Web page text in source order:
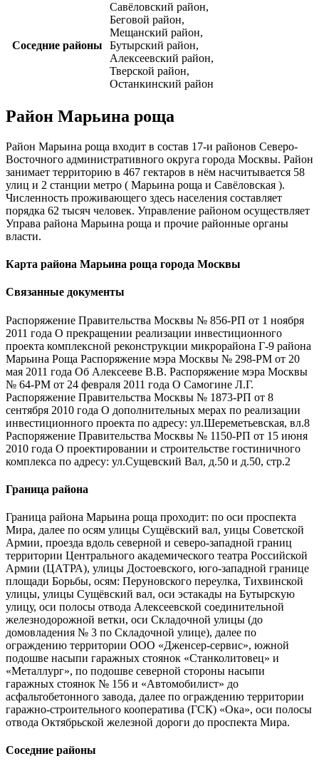
Соседние районы
Савёловский район,
Беговой район,
Мещанский район,
Бутырский район,
Алексеевский район,
Тверской район,
Останкинский район
Район Марьина роща
Район Марьина роща входит в состав 17-и районов Северо-
Восточного административного округа города Москвы. Район
занимает территорию в 467 гектаров в нём насчитывается 58
улиц и 2 станции метро ( Марьина роща и Савёловская ).
Численность проживающего здесь населения составляет
порядка 62 тысяч человек. Управление районом осуществляет
Управа района Марьина роща и прочие районные органы
власти.
Карта района Марьина роща города Москвы
Связанные документы
Распоряжение Правительства Москвы № 856-РП от 1 ноября
2011 года О прекращении реализации инвестиционного
проекта комплексной реконструкции микрорайона Г-9 района
Марьина Роща Распоряжение мэра Москвы № 298-РМ от 20
мая 2011 года Об Алексееве В.В. Распоряжение мэра Москвы
№ 64-РМ от 24 февраля 2011 года О Самогине Л.Г.
Распоряжение Правительства Москвы № 1873-РП от 8
сентября 2010 года О дополнительных мерах по реализации
инвестиционного проекта по адресу: ул.Шереметьевская, вл.8
Распоряжение Правительства Москвы № 1150-РП от 15 июня
2010 года О проектировании и строительстве гостиничного
комплекса по адресу: ул.Сущевский Вал, д.50 и д.50, стр.2
Граница района
Граница района Марьина роща проходит: по оси проспекта
Мира, далее по осям улицы Сущёвский вал, уицы Советской
Армии, проезда вдоль северной и северо-западной границ
территории Центрального академического театра Российской
Армии (ЦАТРА), улицы Достоевского, юго-западной границе
площади Борьбы, осям: Перуновского переулка, Тихвинской
улицы, улицы Сущёвский вал, оси эстакады на Бутырскую
улицу, оси полосы отвода Алексеевской соединительной
железнодорожной ветки, оси Складочной улицы (до
домовладения № 3 по Складочной улице), далее по
ограждению территории ООО «Дженсер-сервис», южной
подошве насыпи гаражных стоянок «Станколитовец» и
«Металлург», по подошве северной стороны насыпи
гаражных стоянок № 156 и «Автомобилист» до
асфальтобетонного завода, далее по ограждению территории
гаражно-строительного кооператива (ГСК) «Ока», оси полосы
отвода Октябрьской железной дороги до проспекта Мира.
Соседние районы